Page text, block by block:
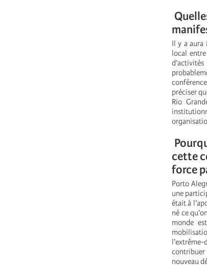
Il y a aura
local
préciser
Rio
cette
force
Porto
une
était à
né ce
monde
nouveau